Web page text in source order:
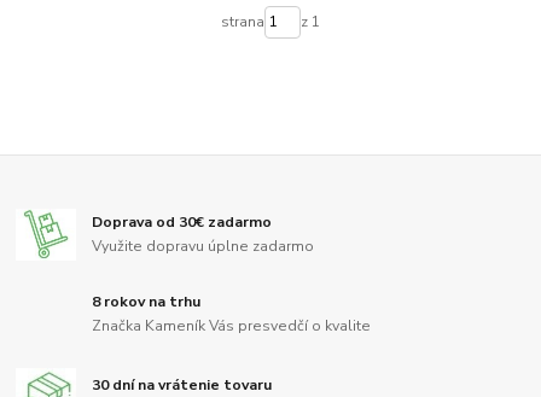
strana z 1
Doprava od 30€ zadarmo
Využite dopravu úplne zadarmo
8 rokov na trhu
Značka Kameník Vás presvedčí o kvalite
30 dní na vrátenie tovaru